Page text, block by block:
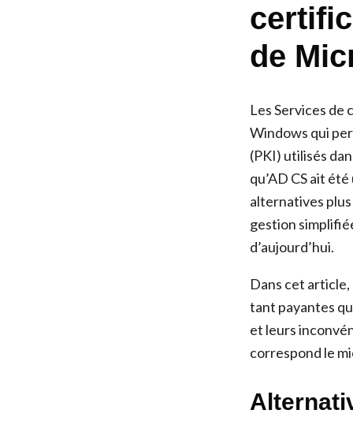
de
Les Services
Windows qui
(PKI) utilisés
qu’AD CS ait
alternatives
gestion
d’aujourd’hui.
Dans cet
tant payantes
et leurs
correspond le